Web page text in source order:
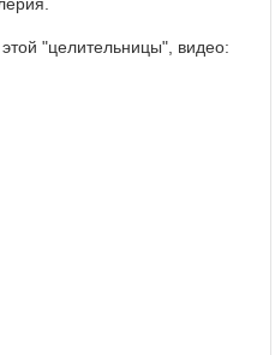
"целительницы", видео: